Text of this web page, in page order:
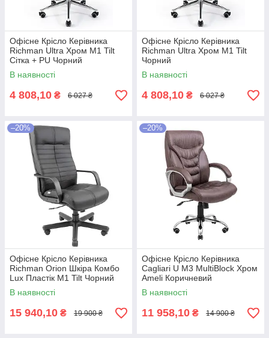
Офісне Крісло Керівника
Richman Ultra Хром М1 Tilt
Сітка + PU Чорний
В наявності
4 808,10 ₴ 6 027 ₴
Офісне Крісло Керівника
Richman Ultra Хром М1 Tilt
Чорний
В наявності
4 808,10 ₴ 6 027 ₴
–20%
Офісне Крісло Керівника
Richman Orion Шкіра Комбо
Lux Пластік М1 Tilt Чорний
В наявності
15 940,10 ₴ 19 900 ₴
–20%
Офісне Крісло Керівника
Cagliari U М3 MultiBlock Хром
Ameli Коричневий
В наявності
11 958,10 ₴ 14 900 ₴